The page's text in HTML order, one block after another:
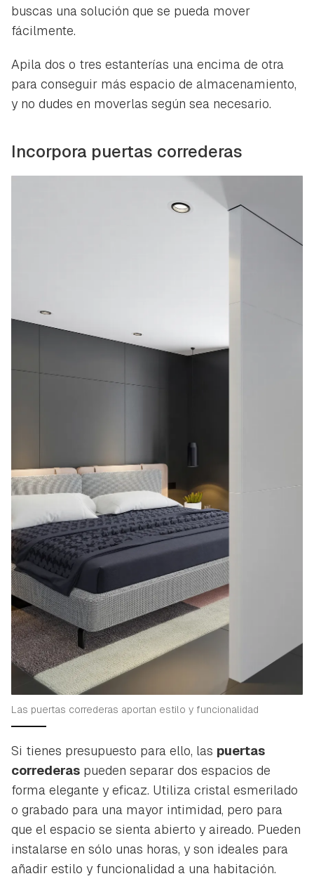
buscas una solución que se pueda mover
fácilmente.
Apila dos o tres estanterías una encima de otra
para conseguir más espacio de almacenamiento,
y no dudes en moverlas según sea necesario.
Incorpora puertas correderas
Las puertas correderas aportan estilo y funcionalidad
Si tienes presupuesto para ello, las puertas
correderas pueden separar dos espacios de
forma elegante y eficaz. Utiliza cristal esmerilado
o grabado para una mayor intimidad, pero para
que el espacio se sienta abierto y aireado. Pueden
instalarse en sólo unas horas, y son ideales para
añadir estilo y funcionalidad a una habitación.